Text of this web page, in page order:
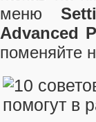
меню
Advanced
поменяйте